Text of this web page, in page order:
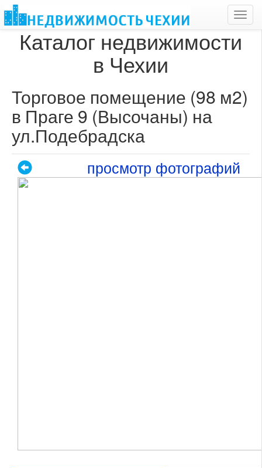
Каталог недвижимости
в Чехии
Торговое помещение (98 м2)
в Праге 9 (Высочаны) на
ул.Подебрадска
просмотр фотографий